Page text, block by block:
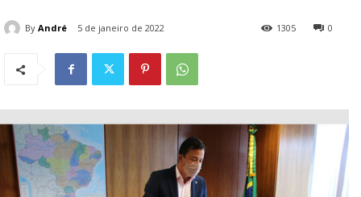
By André 5 de janeiro de 2022 0
1305